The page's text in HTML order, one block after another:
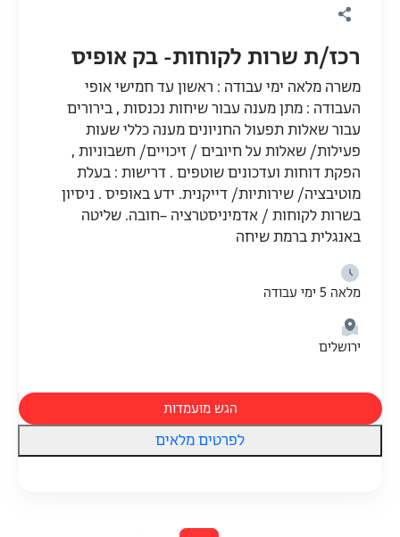
רכז/ת שרות לקוחות- בק אופיס
משרה מלאה ימי עבודה : ראשון עד חמישי אופי
העבודה : מתן מענה עבור שיחות נכנסות , בירורים
עבור שאלות תפעול החניונים מענה כללי שעות
פעילות/ שאלות על חיובים / זיכויים/ חשבוניות ,
הפקת דוחות ועדכונים שוטפים . דרישות : בעלת
מוטיבציה/ שירותיות/ דייקנית. ידע באופיס . ניסיון
בשרות לקוחות / אדמיניסטרציה –חובה. שליטה
באנגלית ברמת שיחה
מלאה 5 ימי עבודה
ירושלים
הגש מועמדות
לפרטים מלאים